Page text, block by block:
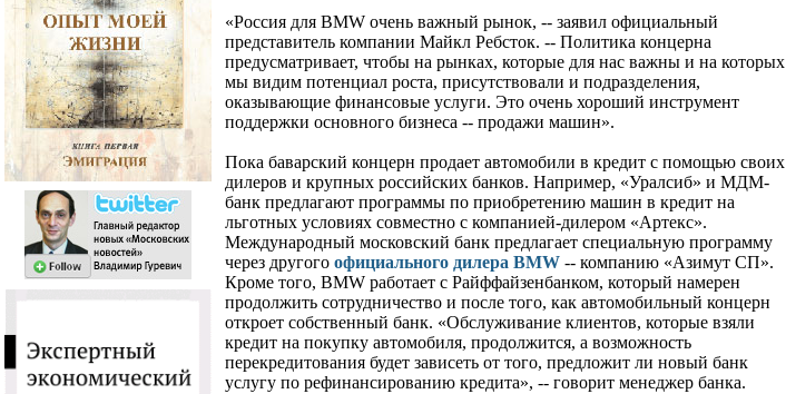
«Россия для BMW очень важный рынок, -- заявил официальный
представитель компании Майкл Ребсток. -- Политика концерна
предусматривает, чтобы на рынках, которые для нас важны и на которых
мы видим потенциал роста, присутствовали и подразделения,
оказывающие финансовые услуги. Это очень хороший инструмент
поддержки основного бизнеса -- продажи машин».
Пока баварский концерн продает автомобили в кредит с помощью своих
дилеров и крупных российских банков. Например, «Уралсиб» и МДМ-
банк предлагают программы по приобретению машин в кредит на
льготных условиях совместно с компанией-дилером «Артекс».
Международный московский банк предлагает специальную программу
через другого официального дилера BMW -- компанию «Азимут СП».
Кроме того, BMW работает с Райффайзенбанком, который намерен
продолжить сотрудничество и после того, как автомобильный концерн
откроет собственный банк. «Обслуживание клиентов, которые взяли
кредит на покупку автомобиля, продолжится, а возможность
перекредитования будет зависеть от того, предложит ли новый банк
услугу по рефинансированию кредита», -- говорит менеджер банка.